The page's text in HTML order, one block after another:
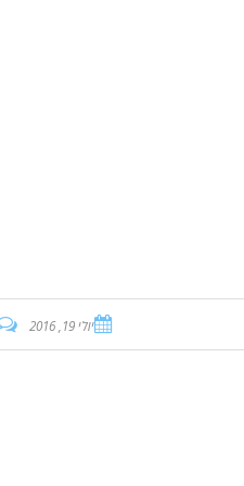
יולי 19, 2016